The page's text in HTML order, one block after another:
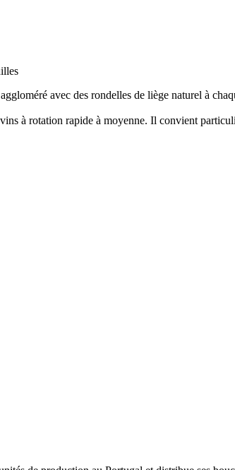
avec des rondelles de liège naturel à
à rotation rapide à moyenne. Il convient